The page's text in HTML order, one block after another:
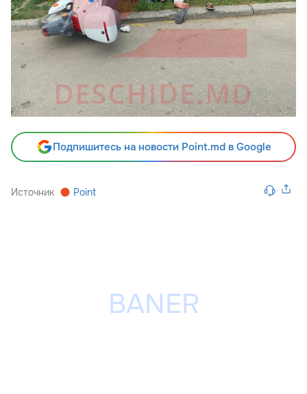
Подпишитесь на новости Point.md в Google
Источник Point